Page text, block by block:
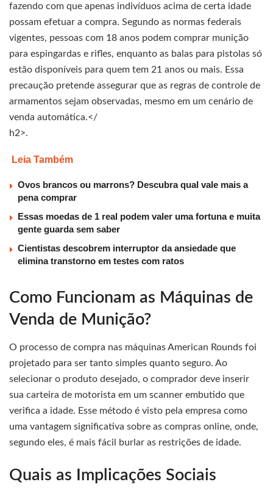
fazendo com que apenas indivíduos acima de certa idade
possam efetuar a compra. Segundo as normas federais
vigentes, pessoas com 18 anos podem comprar munição
para espingardas e rifles, enquanto as balas para pistolas só
estão disponíveis para quem tem 21 anos ou mais. Essa
precaução pretende assegurar que as regras de controle de
armamentos sejam observadas, mesmo em um cenário de
venda automática.</
h2>.
Leia Também
Ovos brancos ou marrons? Descubra qual vale mais a
pena comprar
Essas moedas de 1 real podem valer uma fortuna e muita
gente guarda sem saber
Cientistas descobrem interruptor da ansiedade que
elimina transtorno em testes com ratos
Como Funcionam as Máquinas de
Venda de Munição?
O processo de compra nas máquinas American Rounds foi
projetado para ser tanto simples quanto seguro. Ao
selecionar o produto desejado, o comprador deve inserir
sua carteira de motorista em um scanner embutido que
verifica a idade. Esse método é visto pela empresa como
uma vantagem significativa sobre as compras online, onde,
segundo eles, é mais fácil burlar as restrições de idade.
Quais as Implicações Sociais